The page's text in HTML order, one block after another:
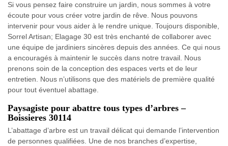
Si vous pensez faire construire un jardin, nous sommes à votre
écoute pour vous créer votre jardin de rêve. Nous pouvons
intervenir pour vous aider à le rendre unique. Toujours disponible,
Sorrel Artisan; Elagage 30 est très enchanté de collaborer avec
une équipe de jardiniers sincères depuis des années. Ce qui nous
a encouragés à maintenir le succès dans notre travail. Nous
prenons soin de la conception des espaces verts et de leur
entretien. Nous n’utilisons que des matériels de première qualité
pour tout éventuel abattage.
Paysagiste pour abattre tous types d’arbres –
Boissieres 30114
L’abattage d’arbre est un travail délicat qui demande l’intervention
de personnes qualifiées. Une de nos branches d’expertise,